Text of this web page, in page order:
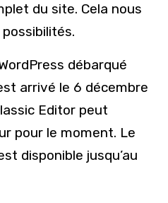
du site. Cela nous
débarqué
arrivé le 6 décembre
Editor peut
pour le moment. Le
disponible jusqu’au